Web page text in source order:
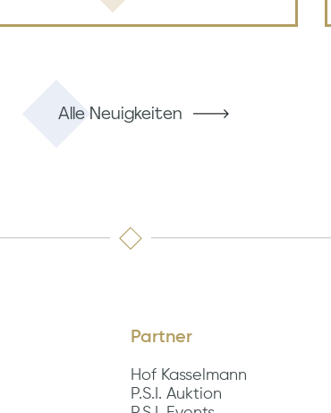
Alle Neuigkeiten
Partner
Hof Kasselmann
P.S.I. Auktion